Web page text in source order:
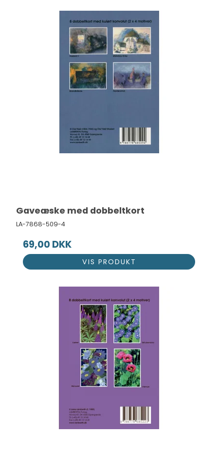
Gaveæske med dobbeltkort
LA-7868-509-4
69,00 DKK
VIS PRODUKT